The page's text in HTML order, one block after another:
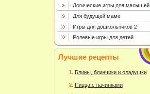
Логические игры для малышей
Для будущей маме
Игры для дошкольников 2
Ролевые игры для детей
Лучшие рецепты
Блины, блинчики и оладушки
Пицца с начинками